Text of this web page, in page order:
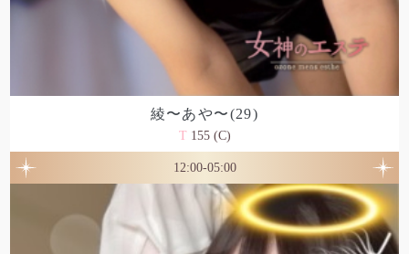
綾〜あや〜(29)
T155 (C)
12:00-05:00